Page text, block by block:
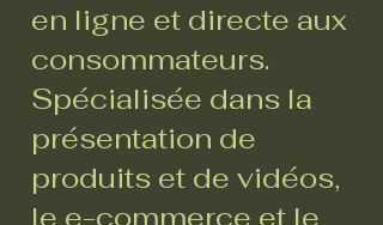
en ligne et directe aux
consommateurs.
Spécialisée dans la
présentation de
produits et de vidéos,
le e-commerce et le